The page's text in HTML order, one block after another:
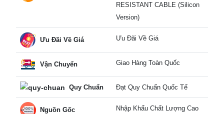
RESISTANT CABLE (Silicon
Version)
Ưu Đãi Về Giá Ưu Đãi Về Giá
Vận Chuyển Giao Hàng Toàn Quốc
Quy Chuẩn Đạt Quy Chuẩn Quốc Tế
Nguồn Gốc Nhập Khẩu Chất Lượng Cao